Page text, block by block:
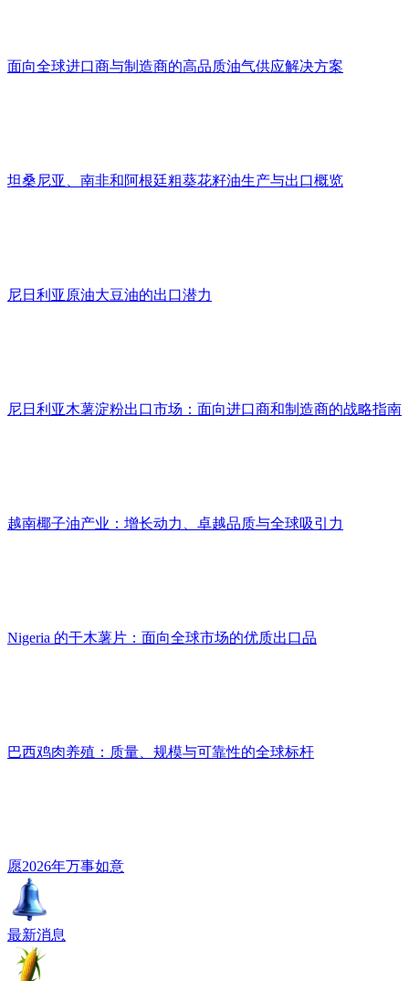
面向全球进口商与制造商的高品质油气供应解决方案
坦桑尼亚、南非和阿根廷粗葵花籽油生产与出口概览
尼日利亚原油大豆油的出口潜力
尼日利亚木薯淀粉出口市场：面向进口商和制造商的战略指南
越南椰子油产业：增长动力、卓越品质与全球吸引力
Nigeria 的干木薯片：面向全球市场的优质出口品
巴西鸡肉养殖：质量、规模与可靠性的全球标杆
愿2026年万事如意
最新消息